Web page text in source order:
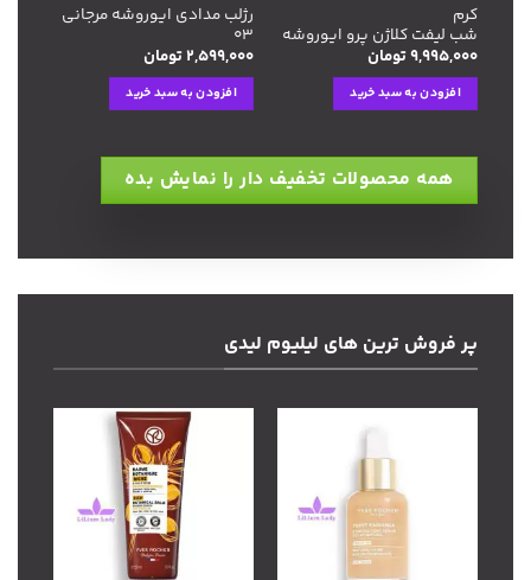
کرم
شب لیفت کلاژن پرو ایوروشه
۹,۹۹۵,۰۰۰تومان
افزودن به سبد خرید
رژلب مدادی ایوروشه مرجانی
۰۳
۲,۵۹۹,۰۰۰تومان
افزودن به سبد خرید
همه محصولات تخفیف دار را نمایش بده
پر فروش ترین های لیلیوم لیدی
علاقه
مندی
علاقه
مندی